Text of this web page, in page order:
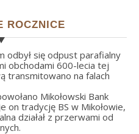
ROCZNICE
odbył się odpust parafialny
obchodami 600-lecia tej
transmitowano na falach
Mikołowski Bank
on tradycję BS w Mikołowie,
działał z przerwami od